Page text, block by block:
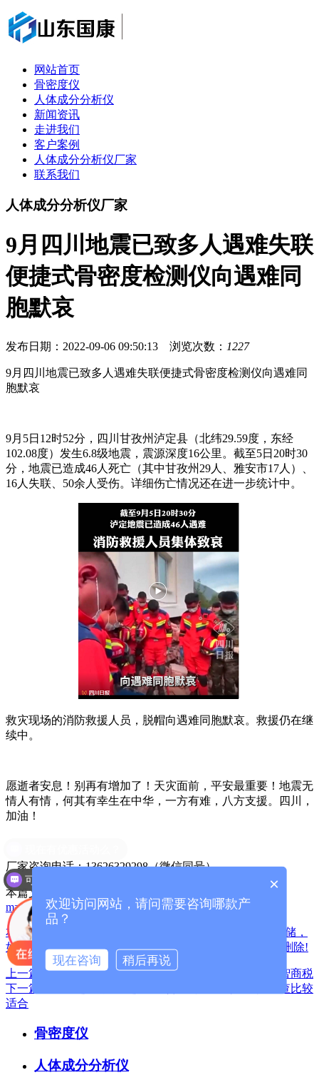
网站首页
骨密度仪
人体成分分析仪
新闻资讯
走进我们
客户案例
人体成分分析仪厂家
联系我们
人体成分分析仪厂家
9月四川地震已致多人遇难失联
便捷式骨密度检测仪向遇难同
胞默哀
发布日期：2022-09-06 09:50:13 浏览次数： 1227
9月四川地震已致多人遇难失联便捷式骨密度检测仪向遇难同
胞默哀
9月5日12时52分，四川甘孜州泸定县（北纬29.59度，东经
102.08度）发生6.8级地震，震源深度16公里。截至5日20时30
分，地震已造成46人死亡（其中甘孜州29人、雅安市17人）、
16人失联、50余人受伤。详细伤亡情况还在进一步统计中。
救灾现场的消防救援人员，脱帽向遇难同胞默哀。救援仍在继
续中。
愿逝者安息！别再有增加了！天灾面前，平安最重要！地震无
情人有情，何其有幸生在中华，一方有难，八方支援。四川，
加油！
厂家咨询电话：13626329298（微信同号）
本篇文章网址：
m=home&c=View&a=index&aid=1572
本站声明:网站部分内容及图片来源于网络,本站只提供存储，
如有侵权,请联系我们,QQ: 325925638 ，我们将第一时间删除!
上一篇：骨密度检测仪是个坑吗？带孩子去查就是去交智商税
下一篇：儿童超声骨密度仪器适合年龄几岁到几岁间检查比较
适合
骨密度仪
人体成分分析仪
×
欢迎访问网站，请问需要咨询哪款产
品？
现在咨询 稍后再说